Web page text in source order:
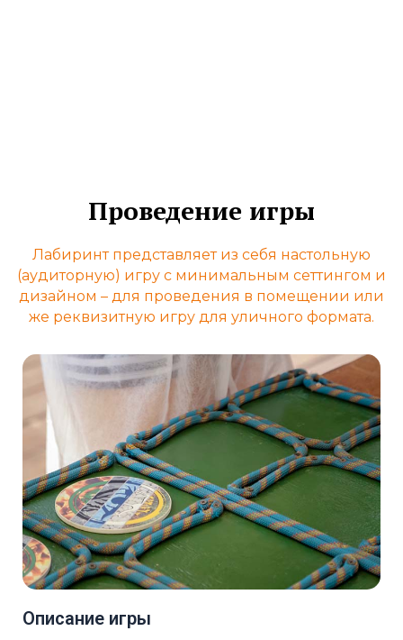
Проведение игры
Лабиринт представляет из себя настольную
(аудиторную) игру с минимальным сеттингом и
дизайном – для проведения в помещении или
же реквизитную игру для уличного формата.
Описание игры